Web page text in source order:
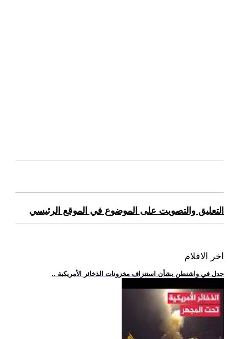
التعليق والتصويت على الموضوع في الموقع الرئيسي
اخر الافلام
.. جدل في واشنطن بشأن استنزاف مخزونات الذخائر الأمريكية